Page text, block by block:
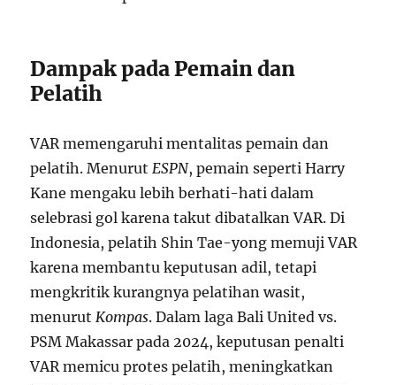
Dampak pada Pemain dan
Pelatih
VAR memengaruhi mentalitas pemain dan
pelatih. MenurutESPN, pemain seperti Harry
Kane mengaku lebih berhati-hati dalam
selebrasi gol karena takut dibatalkan VAR. Di
Indonesia, pelatih Shin Tae-yong memuji VAR
karena membantu keputusan adil, tetapi
mengkritik kurangnya pelatihan wasit,
menurutKompas. Dalam laga Bali United vs.
PSM Makassar pada 2024, keputusan penalti
VAR memicu protes pelatih, meningkatkan